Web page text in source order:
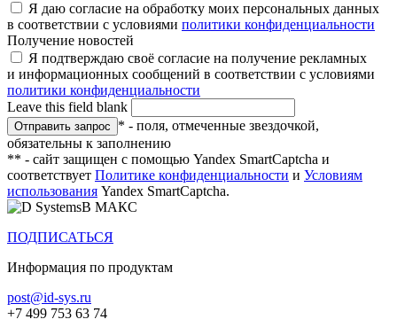
Я даю согласие на обработку моих персональных данных
в соответствии с условиями политики конфиденциальности
Получение новостей
Я подтверждаю своё согласие на получение рекламных
и информационных сообщений в соответствии с условиями
политики конфиденциальности
Leave this field blank
* - поля, отмеченные звездочкой,
обязательны к заполнению
** - сайт защищен с помощью Yandex SmartCaptcha и
соответствует Политике конфиденциальности и Условиям
использования Yandex SmartCaptcha.
В МАКС
ПОДПИСАТЬСЯ
Информация по продуктам
post@id-sys.ru
+7 499 753 63 74